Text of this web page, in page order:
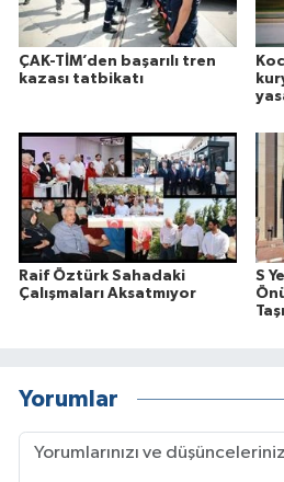
ÇAK-TİM’den başarılı tren
kazası tatbikatı
Raif Öztürk Sahadaki
Çalışmaları Aksatmıyor
S
Yorumlar